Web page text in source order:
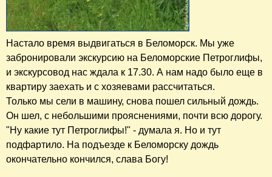
Настало время выдвигаться в Беломорск. Мы уже
забронировали экскурсию на Беломорские Петроглифы,
и экскурсовод нас ждала к 17.30. А нам надо было еще в
квартиру заехать и с хозяевами рассчитаться.
Только мы сели в машину, снова пошел сильный дождь.
Он шел, с небольшими прояснениями, почти всю дорогу.
"Ну какие тут Петроглифы!" - думала я. Но и тут
подфартило. На подъезде к Беломорску дождь
окончательно кончился, слава Богу!